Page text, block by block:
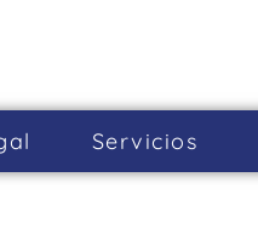
Servicios